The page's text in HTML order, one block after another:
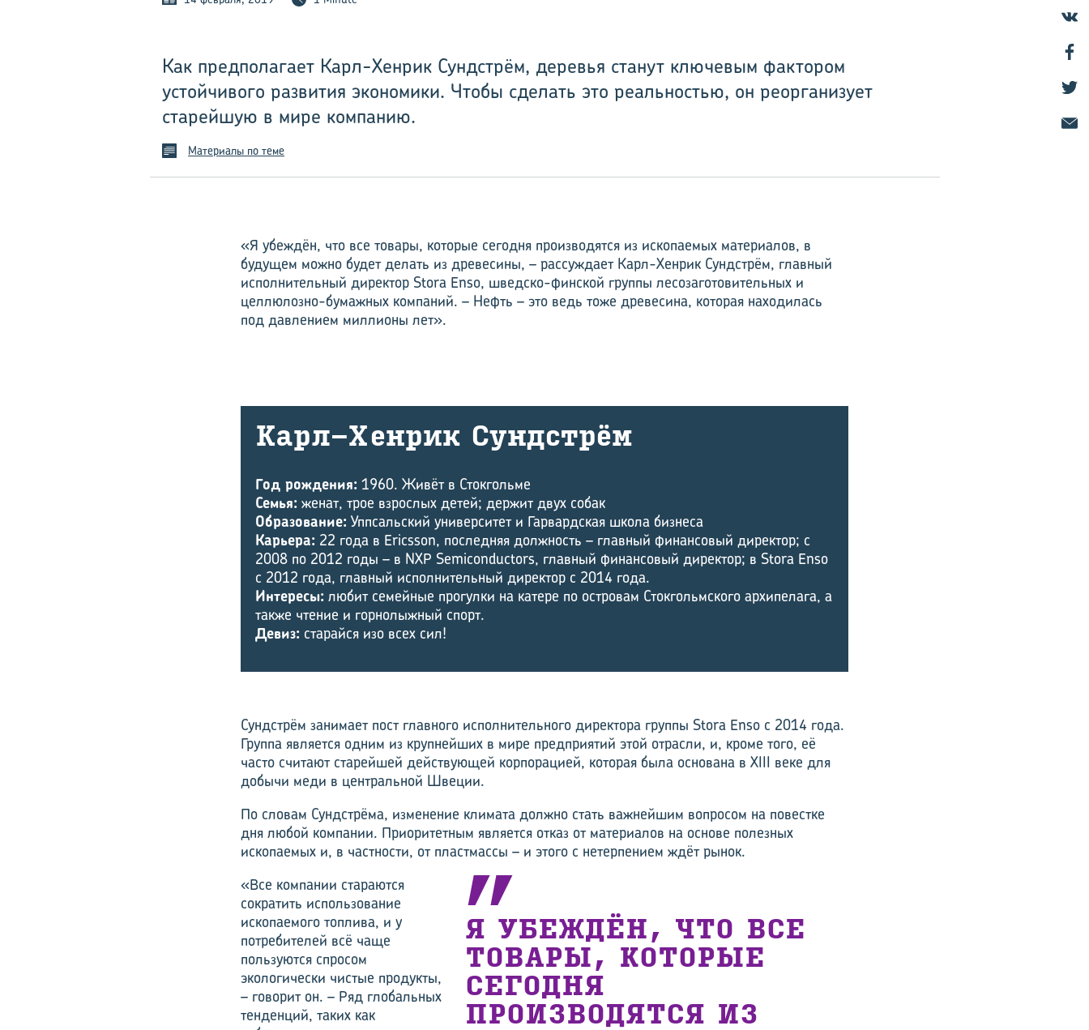
Как предполагает Карл-Хенрик Сундстрём, деревья станут ключевым фактором
устойчивого развития экономики. Чтобы сделать это реальностью, он реорганизует
старейшую в мире компанию.
Материалы по теме
«Я убеждён, что все товары, которые сегодня производятся из ископаемых материалов, в
будущем можно будет делать из древесины, – рассуждает Карл-Хенрик Сундстрём, главный
исполнительный директор Stora Enso, шведско-финской группы лесозаготовительных и
целлюлозно-бумажных компаний. – Нефть – это ведь тоже древесина, которая находилась
под давлением миллионы лет».
Карл-​Хенрик Сунд­стрём
Год рождения: 1960. Живёт в Стокгольме
Семья: женат, трое взрослых детей; держит двух собак
Образование: Уппсальский университет и Гарвардская школа бизнеса
Карьера: 22 года в Ericsson, последняя должность – главный финансовый директор; с
2008 по 2012 годы – в NXP Semiconductors, главный финансовый директор; в Stora Enso
с 2012 года, главный исполнительный директор с 2014 года.
Интересы: любит семейные прогулки на катере по островам Стокгольмского архипелага, а
также чтение и горнолыжный спорт.
Девиз: старайся изо всех сил!
Сундстрём занимает пост главного исполнительного директора группы Stora Enso с 2014 года.
Группа является одним из крупнейших в мире предприятий этой отрасли, и, кроме того, её
часто считают старейшей действующей корпорацией, которая была основана в XIII веке для
добычи меди в центральной Швеции.
По словам Сундстрёма, изменение климата должно стать важнейшим вопросом на повестке
дня любой компании. Приоритетным является отказ от материалов на основе полезных
ископаемых и, в частности, от пластмассы – и этого с нетерпением ждёт рынок.
Я УБЕЖДЁН, ЧТО ВСЕ
ТОВАРЫ, КОТОРЫЕ
СЕГОДНЯ
ПРОИЗВОДЯТСЯ ИЗ
«Все компании стараются
сократить использование
ископаемого топлива, и у
потребителей всё чаще
пользуются спросом
экологически чистые продукты,
– говорит он. – Ряд глобальных
тенденций, таких как